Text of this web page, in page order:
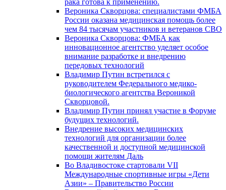
рака готова к применению.
Вероника Скворцова: специалистами ФМБА
России оказана медицинская помощь более
чем 84 тысячам участников и ветеранов СВО
Вероника Скворцова: ФМБА как
инновационное агентство уделяет особое
внимание разработке и внедрению
передовых технологий
Владимир Путин встретился с
руководителем Федерального медико-
биологического агентства Вероникой
Скворцовой.
Владимир Путин принял участие в Форуме
будущих технологий.
Внедрение высоких медицинских
технологий для организации более
качественной и доступной медицинской
помощи жителям Даль
Во Владивостоке стартовали VII
Международные спортивные игры «Дети
Азии» – Правительство России